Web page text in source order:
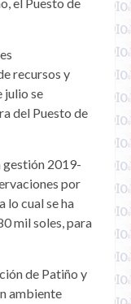
recursos y
julio se
del Puesto de
gestión 2019-
por
lo cual se ha
mil soles, para
de Patiño y
ambiente